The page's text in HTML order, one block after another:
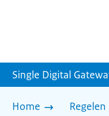
Single Digital
Home